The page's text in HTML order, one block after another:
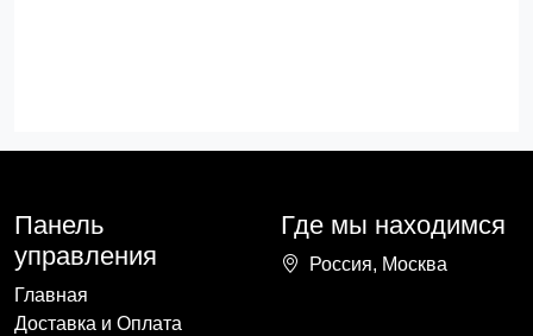
Панель
управления
Главная
Доставка и Оплата
Где мы находимся
Россия, Москва